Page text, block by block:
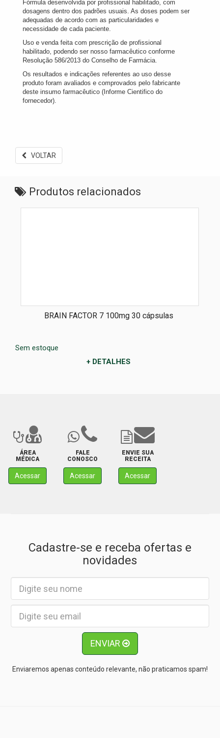
Fórmula desenvolvida por profissional habilitado, com
dosagens dentro dos padrões usuais. As doses podem ser
adequadas de acordo com as particularidades e
necessidade de cada paciente.
Uso e venda feita com prescrição de profissional
habilitado, podendo ser nosso farmacêutico conforme
Resolução 586/2013 do Conselho de Farmácia.
Os resultados e indicações referentes ao uso desse
produto foram avaliados e comprovados pelo fabricante
deste insumo farmacêutico (Informe Cientifico do
fornecedor).
VOLTAR
Produtos relacionados
BRAIN FACTOR 7 100mg 30 cápsulas
Sem estoque
+ DETALHES
ÁREA
MÉDICA
Acessar
FALE
CONOSCO
Acessar
ENVIE SUA
RECEITA
Acessar
Cadastre-se e receba ofertas e
novidades
ENVIAR
Enviaremos apenas conteúdo relevante, não praticamos spam!